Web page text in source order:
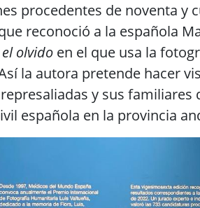
procedentes de noventa y
reconoció a la española
olvido en el que usa la
la autora pretende hacer
y sus familiares
española en la provincia